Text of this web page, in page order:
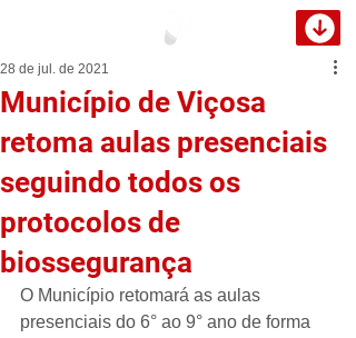
Município de Viçosa
retoma aulas presenciais
seguindo todos os
protocolos de
biossegurança
28 de jul. de 2021
O Município retomará as aulas
presenciais do 6° ao 9° ano de forma